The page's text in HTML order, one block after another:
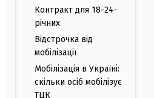
Контракт для 18-24-
річних
Відстрочка від
мобілізації
Мобілізація в Україні:
скільки осіб мобілізує
ТЦК